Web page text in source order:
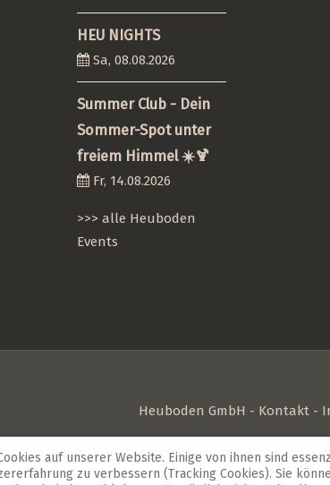
HEU NIGHTS
Sa, 08.08.2026
Summer Club - Dein
Sommer-Spot unter
freiem Himmel ☀️🍹
Fr, 14.08.2026
>>> alle Heuboden
Events
Heuboden GmbH - Kontakt-
in der unmittelbaren
Treffen Sie nette Menschen nach den
auf unserer Website. Einige von ihnen sind
zu verbessern (Tracking Cookies). Sie